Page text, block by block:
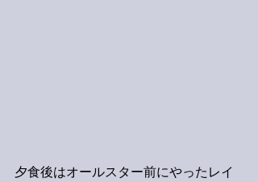
夕食後はオールスター前にやったレイ